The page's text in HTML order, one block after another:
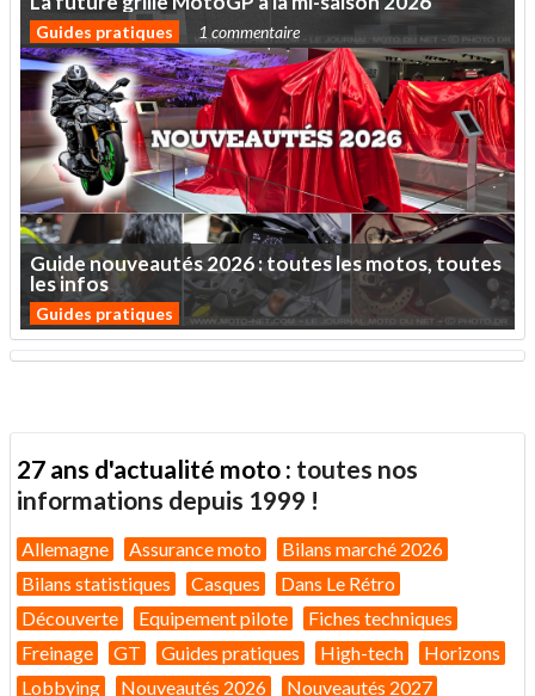
Guides pratiques 1 commentaire
Guidenouveautés2026:touteslesmotos,toutes
lesinfos
Guides pratiques
27 ans d'actualité moto : toutes nos
informations depuis 1999 !
Allemagne Assurance moto
Bilans marché 2026
Bilans statistiques
Casques
Dans Le Rétro
Découverte
Equipement pilote
Fiches techniques
Freinage
GT Guides pratiques High-tech
Horizons
Lobbying
Nouveautés 2026 Nouveautés 2027